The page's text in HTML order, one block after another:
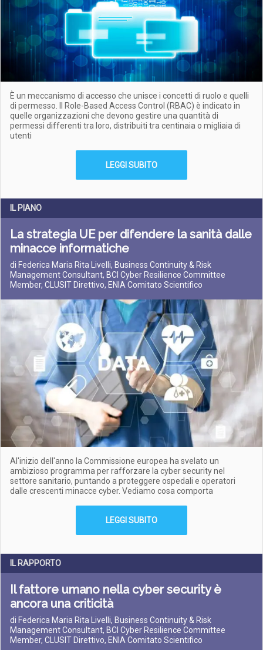
È un meccanismo di accesso che unisce i concetti di ruolo e quelli
di permesso. Il Role-Based Access Control (RBAC) è indicato in
quelle organizzazioni che devono gestire una quantità di
permessi differenti tra loro, distribuiti tra centinaia o migliaia di
utenti
LEGGI SUBITO
IL PIANO
La strategia UE per difendere la sanità dalle
minacce informatiche
di Federica Maria Rita Livelli, Business Continuity & Risk
Management Consultant, BCI Cyber Resilience Committee
Member, CLUSIT Direttivo, ENIA Comitato Scientifico
Al'inizio dell'anno la Commissione europea ha svelato un
ambizioso programma per rafforzare la cyber security nel
settore sanitario, puntando a proteggere ospedali e operatori
dalle crescenti minacce cyber. Vediamo cosa comporta
LEGGI SUBITO
IL RAPPORTO
Il fattore umano nella cyber security è
ancora una criticità
di Federica Maria Rita Livelli, Business Continuity & Risk
Management Consultant, BCI Cyber Resilience Committee
Member, CLUSIT Direttivo, ENIA Comitato Scientifico